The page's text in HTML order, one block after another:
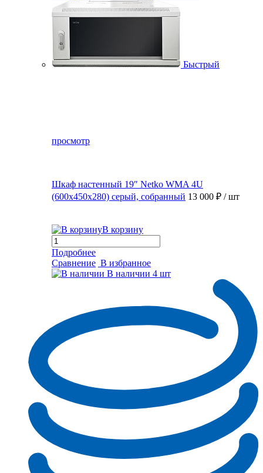
Быстрый
просмотр
Шкаф настенный 19″ Netko WMA 4U
(600x450x280) серый, собранный 13 000 ₽ / шт
В корзину
Подробнее
Сравнение В избранное
В наличии 4 шт